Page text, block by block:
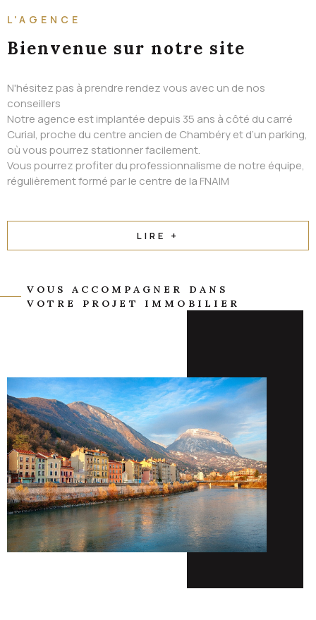
L'AGENCE
Bienvenue sur notre site
N'hésitez pas à prendre rendez vous avec un de nos
conseillers
Notre agence est implantée depuis 35 ans à côté du carré
Curial, proche du centre ancien de Chambéry et d’un parking,
où vous pourrez stationner facilement.
Vous pourrez profiter du professionnalisme de notre équipe,
régulièrement formé par le centre de la FNAIM
LIRE +
VOUS ACCOMPAGNER DANS
VOTRE PROJET IMMOBILIER